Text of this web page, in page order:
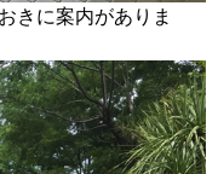
きに案内がありま